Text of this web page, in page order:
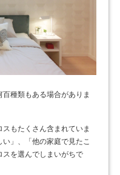
種類もある場合がありま
もたくさん含まれていま
」、「他の家庭で見たこ
スを選んでしまいがちで